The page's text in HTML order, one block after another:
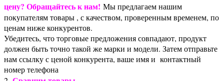
цену? Обращайтесь к нам! Мы предлагаем нашим
покупателям товары , с качеством, проверенным временем, по
ценам ниже конкурентов.
Убедитесь, что торговые предложения совпадают, продукт
должен быть точно такой же марки и модели. Затем отправьте
нам ссылку с ценой конкурента, ваше имя и контактный
номер телефона